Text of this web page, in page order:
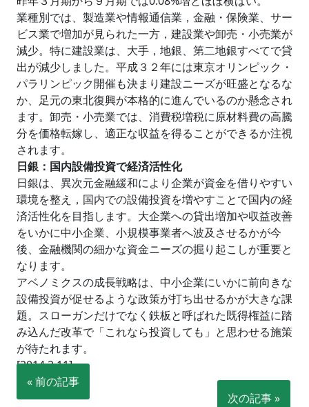
業種別では、製造業や情報通信業，金融・保険業、サー
ビス業で増加が見られた一方，建設業や卸売・小売業が
減少。特に建設業は、大手，地銀、第二地銀すべてで貸
出が減少しました。平成３２年には東京オリンピック・
パラリンピック開催も決まり建設ニーズが旺盛となるな
か、足元の東北復興が本格的に進んでいるのか懸念され
ます。卸売・小売業では、消費税増税に原材料費の高騰
分を価格転嫁し、適正な収益を得ることができるか注視
されます。
日銀：国内設備投資で経済活性化
日銀は、異次元金融緩和により企業が資金を借りやすい
環境を整え，国内での設備投資を増やすことで国内の経
済活性化を目指します。大企業への貸出増加や収益改善
をいかに中小企業、小規模事業者へ波及させるかが今
後、金融機関の細かな資金ニーズの掘り起こしが重要と
なります。
アベノミクスの成長戦略は、中小企業にいかに前向きな
設備投資が促せるような政策が打ち出せるかが大きな課
題。スローガンだけでなく鉄板と呼ばれた既得権益に踏
み込んだ改革で「これなら投資しても」と思わせる施策
が待たれます。
[2014.2.11]
« 前の記事
次の記事 »